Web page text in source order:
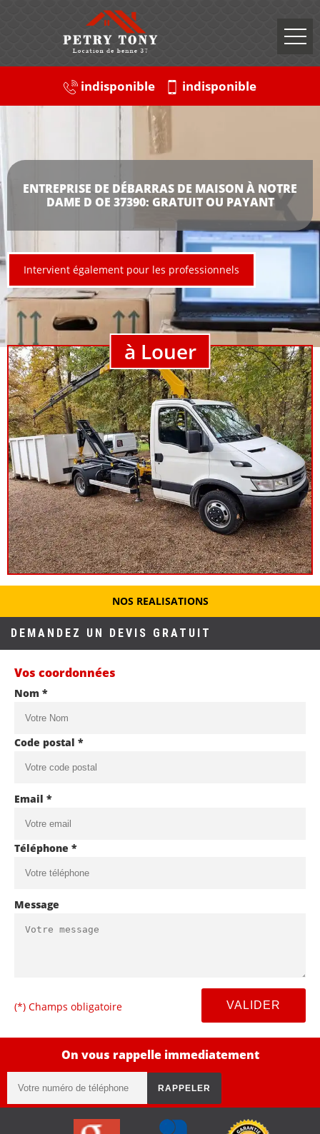
indisponible indisponible
ENTREPRISE DE DÉBARRAS DE MAISON À NOTRE
DAME D OE 37390: GRATUIT OU PAYANT
Intervient également pour les professionnels
à Louer
NOS REALISATIONS
DEMANDEZ UN DEVIS GRATUIT
Vos coordonnées
Nom *
Code postal *
Email *
Téléphone *
Message
(*) Champs obligatoire
On vous rappelle immediatement